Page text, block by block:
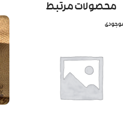
محصولات مرتبط